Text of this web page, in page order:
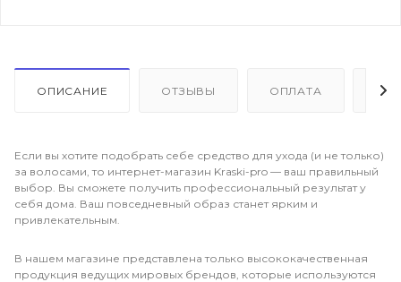
ОПИСАНИЕ ОТЗЫВЫ ОПЛАТА
Если вы хотите подобрать себе средство для ухода (и не только)
за волосами, то интернет-магазин Kraski-pro — ваш правильный
выбор. Вы сможете получить профессиональный результат у
себя дома. Ваш повседневный образ станет ярким и
привлекательным.
В нашем магазине представлена только высококачественная
продукция ведущих мировых брендов, которые используются